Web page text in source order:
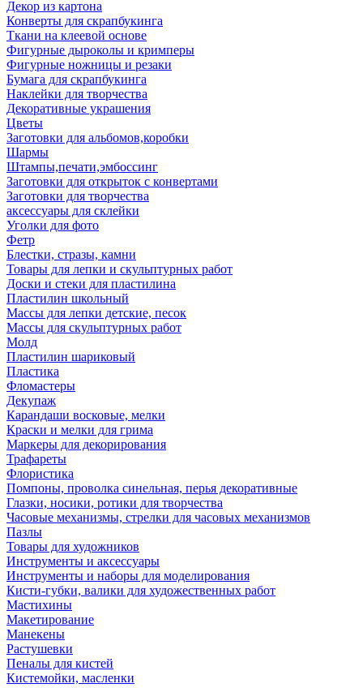
Декор из картона
Конверты для скрапбукинга
Ткани на клеевой основе
Фигурные дыроколы и кримперы
Фигурные ножницы и резаки
Бумага для скрапбукинга
Наклейки для творчества
Декоративные украшения
Цветы
Заготовки для альбомов,коробки
Шармы
Штампы,печати,эмбоссинг
Заготовки для открыток с конвертами
Заготовки для творчества
аксессуары для склейки
Уголки для фото
Фетр
Блестки, стразы, камни
Товары для лепки и скульптурных работ
Доски и стеки для пластилина
Пластилин школьный
Массы для лепки детские, песок
Массы для скульптурных работ
Молд
Пластилин шариковый
Пластика
Фломастеры
Декупаж
Карандаши восковые, мелки
Краски и мелки для грима
Маркеры для декорирования
Трафареты
Флористика
Помпоны, проволка синельная, перья декоративные
Глазки, носики, ротики для творчества
Часовые механизмы, стрелки для часовых механизмов
Пазлы
Товары для художников
Инструменты и аксессуары
Инструменты и наборы для моделирования
Кисти-губки, валики для художественных работ
Мастихины
Макетирование
Манекены
Растушевки
Пеналы для кистей
Кистемойки, масленки